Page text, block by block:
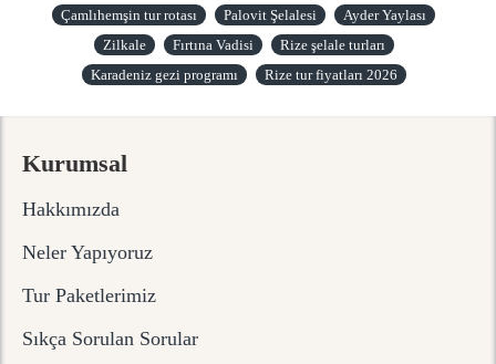
Çamlıhemşin tur rotası
Palovit Şelalesi
Ayder Yaylası
Zilkale
Fırtına Vadisi
Rize şelale turları
Karadeniz gezi programı
Rize tur fiyatları 2026
Kurumsal
Hakkımızda
Neler Yapıyoruz
Tur Paketlerimiz
Sıkça Sorulan Sorular